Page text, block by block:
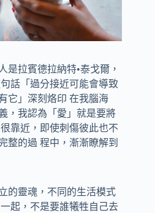
是拉賓德拉納特•泰戈爾，
話「過分接近可能會導致
它」深刻烙印 在我腦海
，我認為「愛」就是要將
靠近，即使刺傷彼此也不
整的過 程中，漸漸瞭解到
的靈魂，不同的生活模式
起，不是要誰犧牲自己去